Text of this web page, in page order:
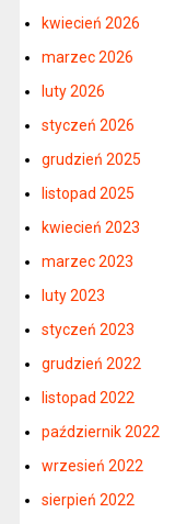
kwiecień 2026
marzec 2026
luty 2026
styczeń 2026
grudzień 2025
listopad 2025
kwiecień 2023
marzec 2023
luty 2023
styczeń 2023
grudzień 2022
listopad 2022
październik 2022
wrzesień 2022
sierpień 2022